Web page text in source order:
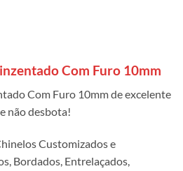
Com Furo 10mm
Com Furo 10mm de excelente
não desbota!
Customizados e
Bordados, Entrelaçados,